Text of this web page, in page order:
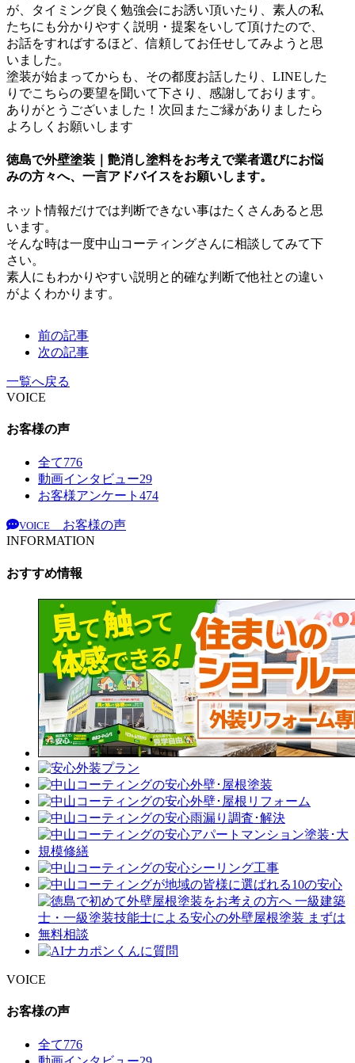
が、タイミング良く勉強会にお誘い頂いたり、素人の私
たちにも分かりやすく説明・提案をいして頂けたので、
お話をすればするほど、信頼してお任せしてみようと思
いました。
塗装が始まってからも、その都度お話したり、LINEした
りでこちらの要望を聞いて下さり、感謝しております。
ありがとうございました！次回またご縁がありましたら
よろしくお願いします
徳島で外壁塗装｜艶消し塗料をお考えで業者選びにお悩
みの方々へ、一言アドバイスをお願いします。
ネット情報だけでは判断できない事はたくさんあると思
います。
そんな時は一度中山コーティングさんに相談してみて下
さい。
素人にもわかりやすい説明と的確な判断で他社との違い
がよくわかります。
前の記事
次の記事
一覧へ戻る
VOICE
お客様の声
全て776
動画インタビュー29
お客様アンケート 474
VOICE
お客様の声
INFORMATION
おすすめ情報
VOICE
お客様の声
全て776